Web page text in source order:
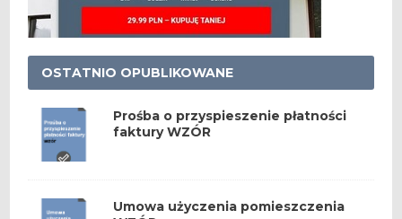
OSTATNIO OPUBLIKOWANE
Prośba o przyspieszenie płatności
faktury WZÓR
Umowa użyczenia pomieszczenia